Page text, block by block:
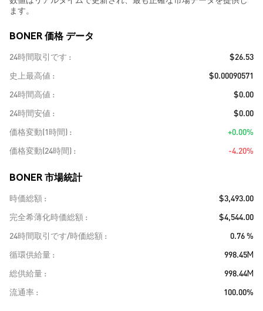
ます。
BONER 価格 データ
24時間取引です
$26.53
史上最高値
$0.00090571
24時間高値
$0.00
24時間安値
$0.00
価格変動(1時間)
+0.00%
価格変動(24時間)
-4.20%
BONER 市場統計
時価総額
$3,493.00
完全希薄化時価総額
$4,544.00
24時間取引です/時価総額
0.76 %
循環供給量
998.45M
総供給量
998.44M
流通率
100.00%